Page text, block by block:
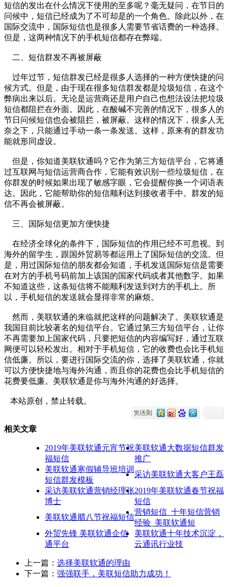
短信的发出在什么情况下使用的至多呢？毫无疑问，在节日的
问候中，短信已经成为了不可却是的一个角色。除此以外，在
国际交流中，国际短信也是很多人需要节省话费的一种选择。
但是，这两种情况下的手机短信都存在弊端。
二、短信群发不再被屏蔽
过年过节，短信群发已经是很多人选择的一种方便快捷的问
候方式。但是，由于现在很多短信群发都是垃圾短信，在这个
弊病出来以后。无论是运营商还是用户自己也想法设法把垃圾
短信都阻拦在外面。因此，在酸碱不完善的情况下，很多人的
节日问候短信也会被阻拦，被屏蔽。这样的情况下，很多人无
奈之下，只能通过手动一条一条发送。这样，原来有的群发功
能就形同虚设。
但是，你知道美联软通吗？它作为第三方短信平台，它将通
过互联网与短信运营商合作，它能有效识别一些垃圾短信，在
你群发的时候如果出现了敏感字眼，它会提醒你换一个词语表
达。因此，它能帮助你的短信顺利达到接收者手中。群发的短
信不再会被屏蔽。
三、国际短信更加方便快捷
在经济全球化的条件下，国际短信的作用已经不可忽视。到
海外的留学生，跟国外贸易等都运用上了国际短信的交流。但
是，用过国际短信的朋友都会知道，手机发送国际短信是需要
在对方的手机号码前加上该国的国家代码或者其他数字。如果
不知道这些，这条短信将不能顺利发送到对方的手机上。所
以，手机短信的发送就会显得非常的麻烦。
然而，美联软通的来临就把这样的问题解决了。美联软通是
我国目前比较著名的短信平台。它通过第三方短信平台，让你
不再需要加上国家代码，只要把短信的内容编写好，通过互联
网便可以轻松发出。相对于手机短信，它的收费也会比手机短
信低廉。所以，要进行国际交流的你，选择了美联软通，你就
可以方便快捷地与海外沟通，而且你的花费也会比手机短信的
花费要低廉。美联软通是你与海外沟通的好选择。
本站原创，禁止转载。
相关文章
2019年美联软通元宵节祝
福短信
美联软通大数据短信群发
推广
美联软通寒假辅导班培训
短信群发模板
采访美联软通大客户王磊
采访美联软通营销经理张
博士
2019年美联软通春节祝福
短信
美联软通腊八节祝福短信
营销短信_十年短信营销
经验_美联软通短
外贸先锋 美联软通企信
通平台
美联软通十年技术沉淀，
云通讯行业技
上一篇： 选择美联软通的理由
下一篇： 强强联手，美联短信助力成功！